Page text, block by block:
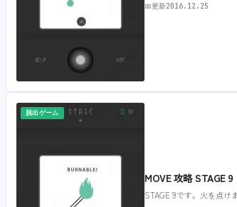
📅更新2016.12.25
脱出ゲーム
MOVE 攻略 STAGE 9
STAGE 9です。火を点け